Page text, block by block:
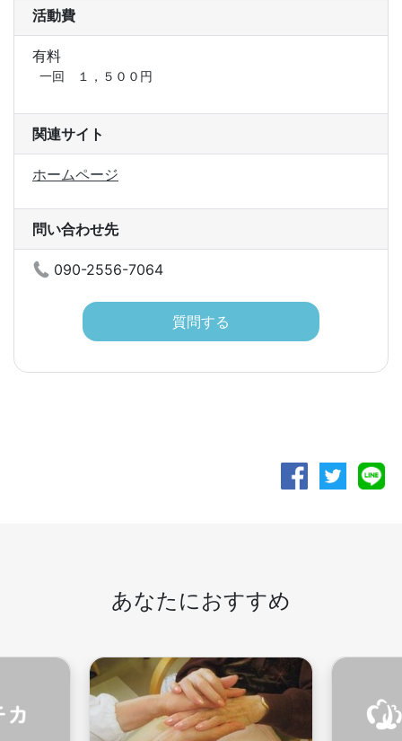
活動費
有料
一回　１，５００円
関連サイト
ホームページ
問い合わせ先
090-2556-7064
質問する
あなたにおすすめ